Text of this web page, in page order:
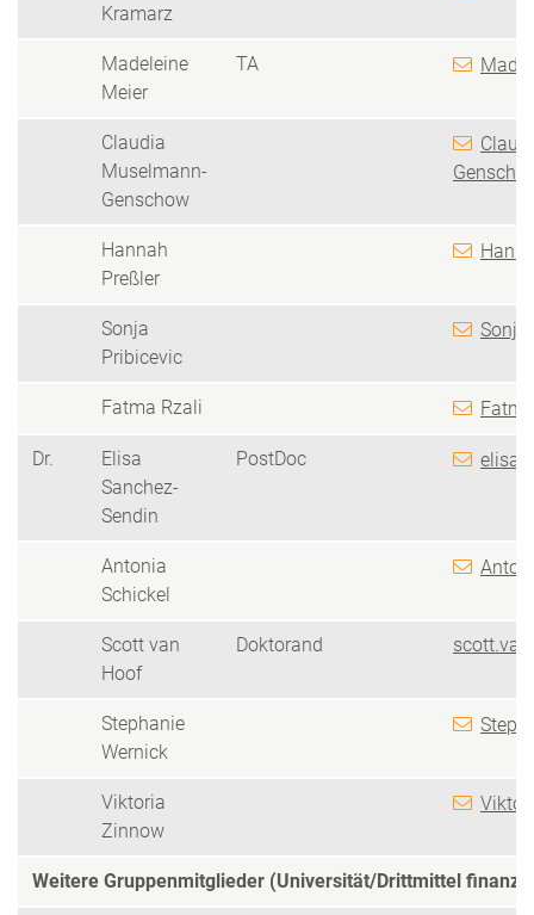
Kramarz
Madeleine
Meier
TA
Claudia
Muselmann-
Genschow
Hannah
Preßler
Sonja
Pribicevic
Fatma Rzali
Dr.
Elisa
Sanchez-
Sendin
PostDoc
Antonia
Schickel
Scott van
Hoof
Doktorand
Stephanie
Wernick
Viktoria
Zinnow
Weitere Gruppenmitglieder (Universität/Drittmittel